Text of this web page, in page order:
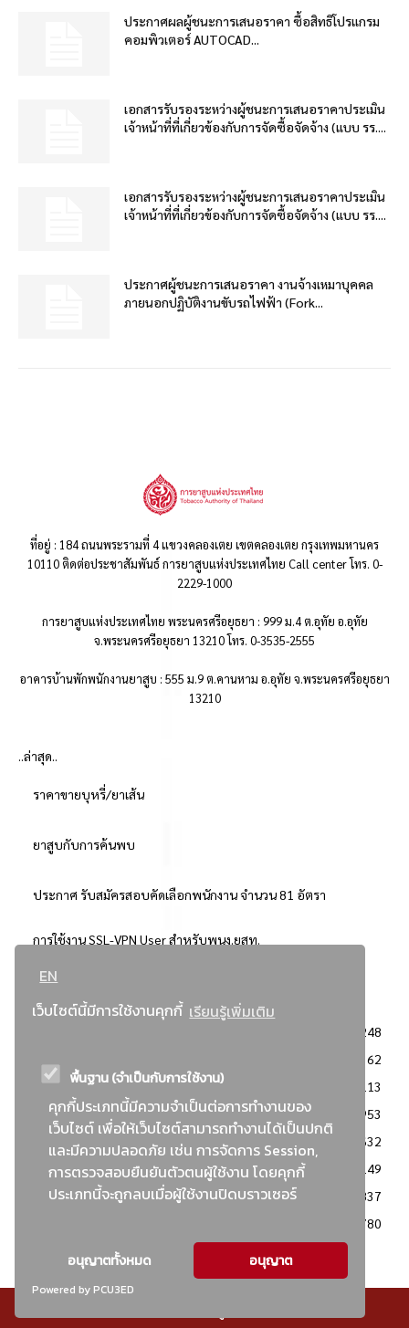
EN
เว็บไซต์นี้มีการใช้งานคุกกี้ เรียนรู้เพิ่มเติม
พื้นฐาน (จำเป็นกับการใช้งาน)
คุกกี้ประเภทนี้มีความจำเป็นต่อการทำงานของ
เว็บไซต์ เพื่อให้เว็บไซต์สามารถทำงานได้เป็นปกติ
และมีความปลอดภัย เช่น การจัดการ Session,
การตรวจสอบยืนยันตัวตนผู้ใช้งาน โดยคุกกี้
ประเภทนี้จะถูกลบเมื่อผู้ใช้งานปิดบราวเซอร์
อนุญาตทั้งหมด อนุญาต
Powered by PCU3ED
ประกาศผลผู้ชนะการเสนอราคา ซื้อสิทธิโปรแกรม
คอมพิวเตอร์ AUTOCAD...
เอกสารรับรองระหว่างผู้ชนะการเสนอราคาประเมิน
เจ้าหน้าที่ที่เกี่ยวข้องกับการจัดซื้อจัดจ้าง (แบบ รร....
เอกสารรับรองระหว่างผู้ชนะการเสนอราคาประเมิน
เจ้าหน้าที่ที่เกี่ยวข้องกับการจัดซื้อจัดจ้าง (แบบ รร....
ประกาศผู้ชนะการเสนอราคา งานจ้างเหมาบุคคล
ภายนอกปฏิบัติงานขับรถไฟฟ้า (Fork...
ที่อยู่ : 184 ถนนพระรามที่ 4 แขวงคลองเตย เขตคลองเตย กรุงเทพมหานคร
10110 ติดต่อประชาสัมพันธ์ การยาสูบแห่งประเทศไทย Call center โทร. 0-
2229-1000
การยาสูบแห่งประเทศไทย พระนครศรีอยุธยา : 999 ม.4 ต.อุทัย อ.อุทัย
จ.พระนครศรีอยุธยา 13210 โทร. 0-3535-2555
อาคารบ้านพักพนักงานยาสูบ : 555 ม.9 ต.คานหาม อ.อุทัย จ.พระนครศรีอยุธยา
13210
..ล่าสุด..
ราคาขายบุหรี่/ยาเส้น
ยาสูบกับการค้นพบ
ประกาศ รับสมัครสอบคัดเลือกพนักงาน จำนวน 81 อัตรา
การใช้งาน SSL-VPN User สำหรับพนง.ยสท.
..ยอดนิยม..
3248
2362
: วิธีเฉพาะเจาะจง
2113
ข่าวสาร/ประกาศ
1953
: เอกสารส่งเสริมความโปร่งใสในการจัดซื้อจัดจ้าง
1632
ข่าวสารจัดซื้อจัดจ้าง
1149
: แผนการจัดซื้อจัดจ้าง
837
780